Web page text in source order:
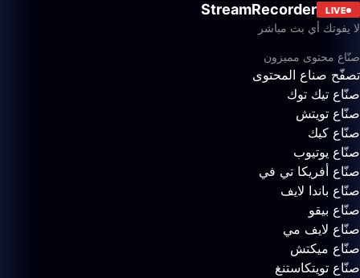
LIVE
StreamRecorder
لا يفوتك أي بث مباشر
صنّاع محتوى مميزون
تصفّح صناع المحتوى
صنّاع تيك توك
صنّاع تويتش
صنّاع كيك
صنّاع يوتيوب
صنّاع أفريكا تي في
صنّاع باندا لايف
صنّاع بيقو
صنّاع لايف مي
صنّاع ميكتش
صنّاع تويتكاستنغ